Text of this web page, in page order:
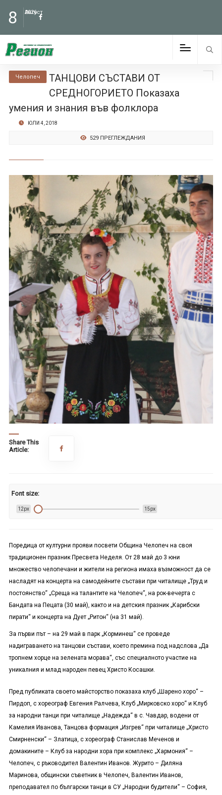
8 Август
2026
Челопеч
ТАНЦОВИ СЪСТАВИ ОТ
СРЕДНОГОРИЕТО Показаха
умения и знания във фолклора
ЮЛИ 4, 2018
529 ПРЕГЛЕЖДАНИЯ
Share This
Article:
Font size:
12px 15px
Поредица от културни прояви посвети Община Челопеч на своя
традиционен празник Пресвета Неделя. От 28 май до 3 юни
множество челопечани и жители на региона имаха възможност да се
насладят на концерта на самодейните състави при читалище „Труд и
постоянство“ „Среща на талантите на Челопеч“, на рок-вечерта с
Бандата на Пецата (30 май), както и на детския празник „Карибски
пирати“ и концерта на Дует „Ритон“ (на 31 май).
За първи път – на 29 май в парк „Корминеш“ се проведе
надиграването на танцови състави, което премина под надслова „Да
тропнем хорце на зелената морава“, със специалното участие на
уникалния и млад народен певец Христо Косашки.
Пред публиката своето майсторство показаха клуб „Шарено хоро“ –
Пирдоп, с хореограф Евгения Ралчева, Клуб „Мирковско хоро“ и Клуб
за народни танци при читалище „Надежда“ в с. Чавдар, водени от
Камелия Иванова, Танцова формация „Изгрев“ при читалище „Христо
Смирненски“ – Златица, с хореограф Станислав Меченов и
домакините – Клуб за народни хора при комплекс „Хармония“ –
Челопеч, с ръководител Валентин Иванов. Журито – Диляна
Маринова, общински съветник в Челопеч, Валентин Иванов,
преподавател по български танци в СУ „Народни будители“ – София,